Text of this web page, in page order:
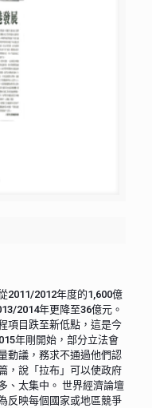
2011/2012年度的1,600億
2014年更降至36億元。
項目跌至新低點，這是今
年剛開始，部分立法會
動議，務求不通過他們認
，說「拉布」可以使政府
、太集中。 世界經濟論壇
反映每個國家或地區競爭